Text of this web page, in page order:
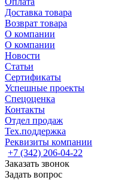
Доставка товара
Возврат товара
О компании
О компании
Новости
Статьи
Сертификаты
Успешные проекты
Спецоценка
Контакты
Отдел продаж
Тех.поддержка
Реквизиты компании
+7 (342) 206-04-22
Заказать звонок
Задать вопрос